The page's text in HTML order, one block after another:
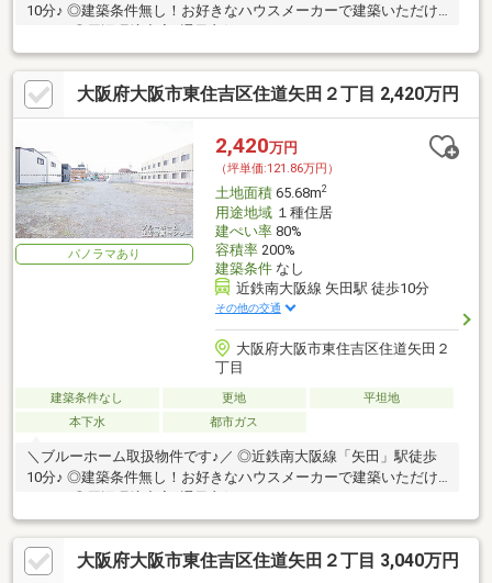
10分♪ ◎建築条件無し！お好きなハウスメーカーで建築いただけ
大阪府大阪市東住吉区住道矢田２丁目 2,420万円
パノラマあり
2,420万円
（坪単価:121.86万円）
土地面積65.68m2
用途地域１種住居
建ぺい率80%
容積率200%
建築条件なし
近鉄南大阪線 矢田駅 徒歩10分
その他の交通
大阪府大阪市東住吉区住道矢田２
丁目
建築条件なし 更地
平坦地
本下水
都市ガス
＼ブルーホーム取扱物件です♪／ ◎近鉄南大阪線「矢田」駅徒歩
10分♪ ◎建築条件無し！お好きなハウスメーカーで建築いただけ
ます！ ◎周辺環境充実♪通風良好です♪
大阪府大阪市東住吉区住道矢田２丁目 3,040万円